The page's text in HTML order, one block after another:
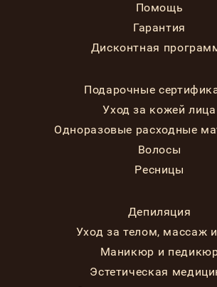
Помощь
Гарантия
Дисконтная
Подарочные
Уход за кожей лица
Одноразовые расходные
Волосы
Ресницы
Депиляция
Уход за телом, массаж и
Маникюр и
Эстетическая